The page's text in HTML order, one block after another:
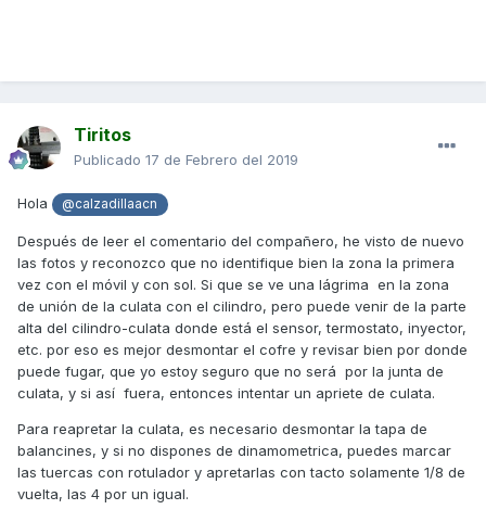
Tiritos
Publicado 17 de Febrero del 2019
Hola @calzadillaacn
Después de leer el comentario del compañero, he visto de nuevo
las fotos y reconozco que no identifique bien la zona la primera
vez con el móvil y con sol. Si que se ve una lágrima en la zona
de unión de la culata con el cilindro, pero puede venir de la parte
alta del cilindro-culata donde está el sensor, termostato, inyector,
etc. por eso es mejor desmontar el cofre y revisar bien por donde
puede fugar, que yo estoy seguro que no será por la junta de
culata, y si así fuera, entonces intentar un apriete de culata.
Para reapretar la culata, es necesario desmontar la tapa de
balancines, y si no dispones de dinamometrica, puedes marcar
las tuercas con rotulador y apretarlas con tacto solamente 1/8 de
vuelta, las 4 por un igual.